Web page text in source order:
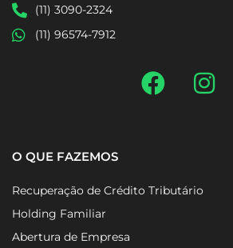
(11) 3090-2324
(11) 96574-7912
O QUE FAZEMOS
Recuperação de Crédito Tributário
Holding Familiar
Abertura de Empresa